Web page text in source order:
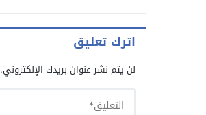
اترك تعليق
لن يتم نشر عنوان بريدك الإلكتروني.